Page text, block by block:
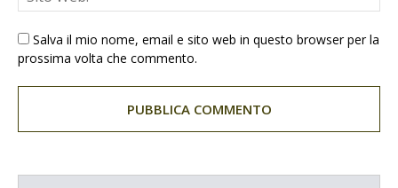
Salva il mio nome, email e sito web in questo browser per la
prossima volta che commento.